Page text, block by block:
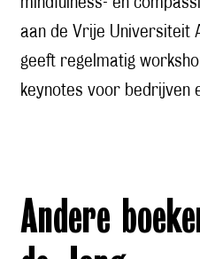
aan de Vrije Universiteit
geeft regelmatig
keynotes voor bedrijven
Andere